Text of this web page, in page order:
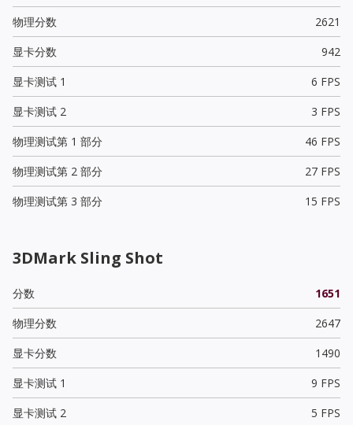
物理分数
2621
显卡分数
942
显卡测试 1
6 FPS
显卡测试 2
3 FPS
物理测试第 1 部分
46 FPS
物理测试第 2 部分
27 FPS
物理测试第 3 部分
15 FPS
3DMark Sling Shot
分数
1651
物理分数
2647
显卡分数
1490
显卡测试 1
9 FPS
显卡测试 2
5 FPS